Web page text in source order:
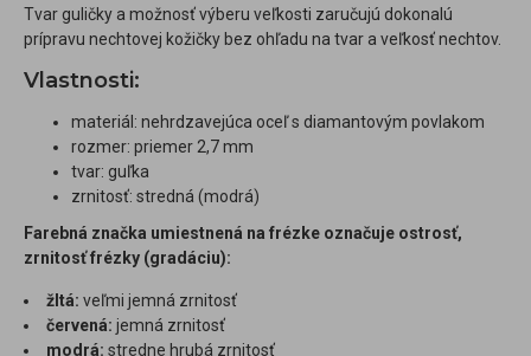
Tvar guličky a možnosť výberu veľkosti zaručujú dokonalú
prípravu nechtovej kožičky bez ohľadu na tvar a veľkosť nechtov.
Vlastnosti:
materiál: nehrdzavejúca oceľ s diamantovým povlakom
rozmer: priemer 2,7 mm
tvar: guľka
zrnitosť: stredná (modrá)
Farebná značka umiestnená na frézke označuje ostrosť,
zrnitosť frézky (gradáciu):
žltá: veľmi jemná zrnitosť
červená: jemná zrnitosť
modrá: stredne hrubá zrnitosť